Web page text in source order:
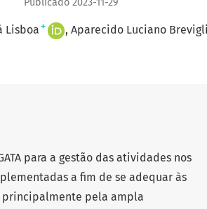
Publicado 2023-11-29
Lisboa + Aparecido Luciano
para a gestão das atividades nos
a fim de se adequar às
principalmente pela ampla